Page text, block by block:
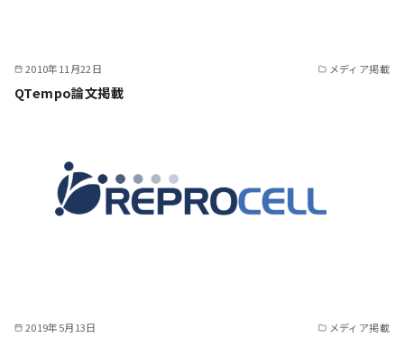
2010年11月22日 メディア掲載
QTempo論文掲載
2019年5月13日 メディア掲載